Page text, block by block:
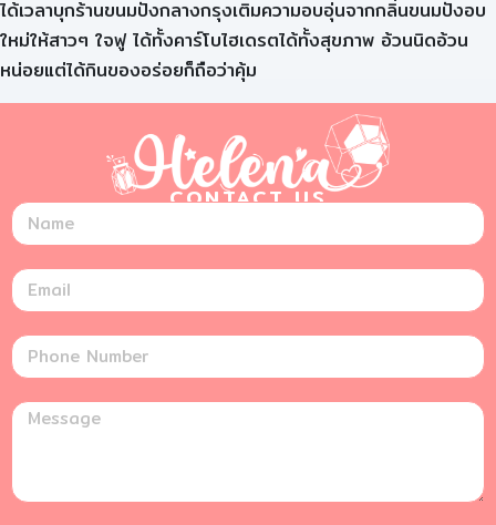
ได้เวลาบุกร้านขนมปังกลางกรุงเติมความอบอุ่นจากกลิ่นขนมปังอบ
ใหม่ให้สาวๆ ใจฟู ได้ทั้งคาร์โบไฮเดรตได้ทั้งสุขภาพ อ้วนนิดอ้วน
หน่อยแต่ได้กินของอร่อยก็ถือว่าคุ้ม
CONTACT US